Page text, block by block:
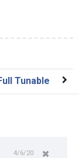
Tunable
4/6/20